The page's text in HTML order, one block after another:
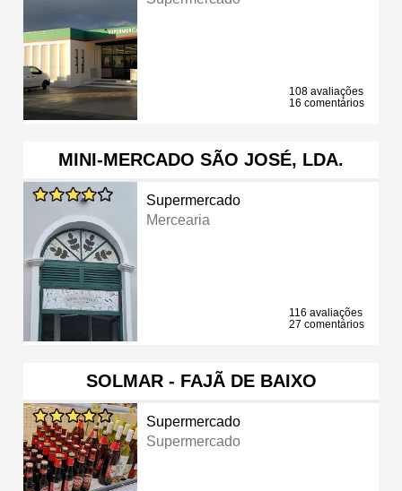
108 avaliações
16 comentários
MINI-MERCADO SÃO JOSÉ, LDA.
Supermercado
Mercearia
116 avaliações
27 comentários
SOLMAR - FAJÃ DE BAIXO
Supermercado
Supermercado